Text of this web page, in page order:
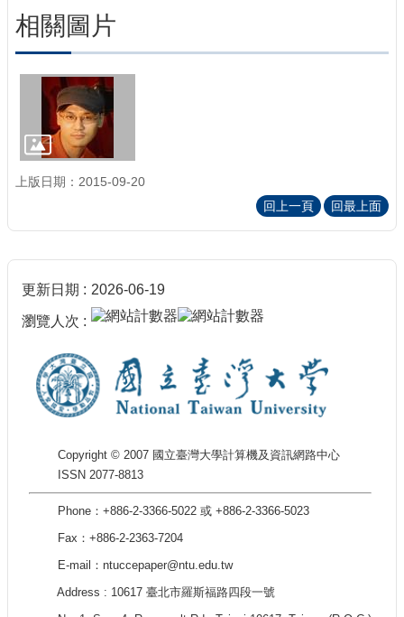
相關圖片
上版日期：2015-09-20
回上一頁
回最上面
更新日期 2026-06-19
瀏覽人次
Copyright © 2007 國立臺灣大學計算機及資訊網路中心
ISSN 2077-8813
Phone：+886-2-3366-5022 或 +886-2-3366-5023
Fax：+886-2-2363-7204
E-mail：ntuccepaper@ntu.edu.tw
Address : 10617 臺北市羅斯福路四段一號